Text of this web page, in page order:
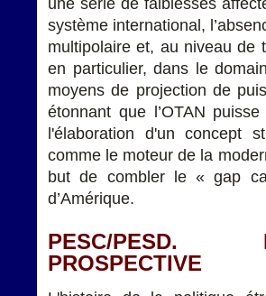
une série de faiblesses
système international,
multipolaire et, au niveau de
en particulier, dans le
moyens de projection de
étonnant que l’OTAN
l'élaboration d'un concept
comme le moteur de la
but de combler le « gap
d’Amérique.
PESC/PESD.
PROSPECTIVE